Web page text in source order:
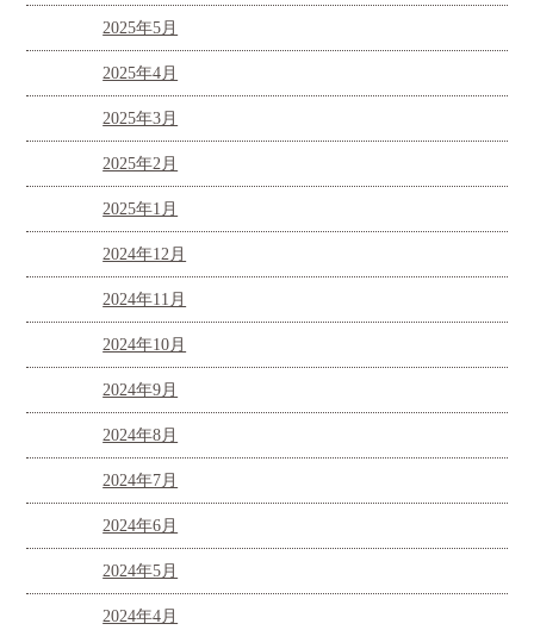
2025年5月
2025年4月
2025年3月
2025年2月
2025年1月
2024年12月
2024年11月
2024年10月
2024年9月
2024年8月
2024年7月
2024年6月
2024年5月
2024年4月